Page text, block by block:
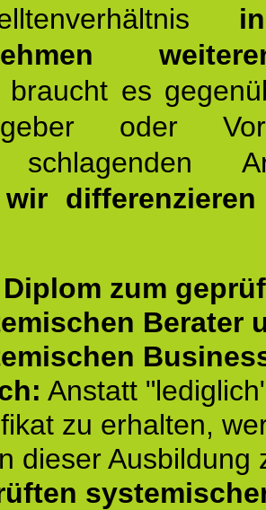
braucht es
oder
wir
Diplom zum
Berater
Anstatt
zu erhalten,
dieser Ausbildung